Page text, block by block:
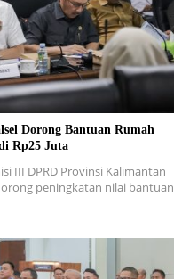
Dorong Bantuan Rumah
Rp25 Juta
III DPRD Provinsi Kalimantan
peningkatan nilai bantuan